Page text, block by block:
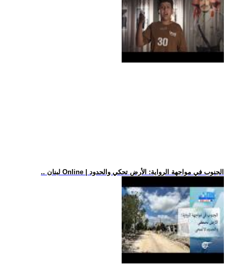
.. لبنان Online | الجنوب في مواجهة الرواية: الأرض تحكي والحدود